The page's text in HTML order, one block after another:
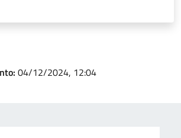
04/12/2024, 12:04